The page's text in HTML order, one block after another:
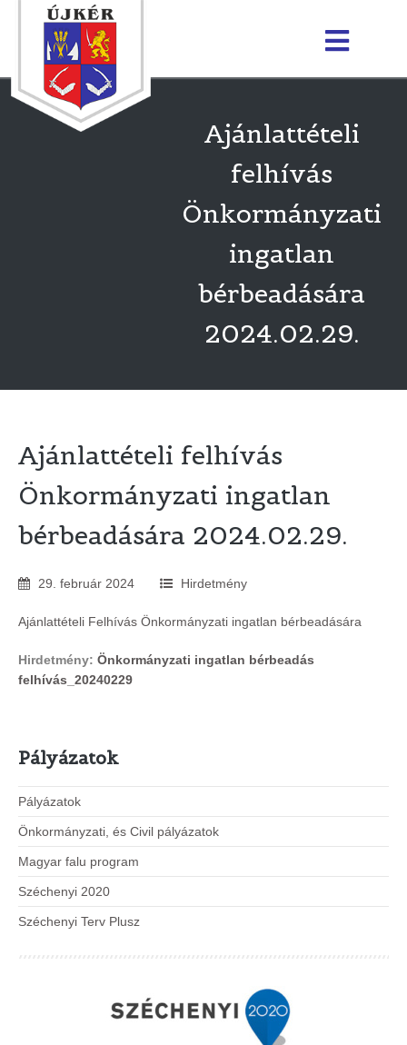
Ajánlattételi
felhívás
Önkormányzati
ingatlan
bérbeadására
2024.02.29.
Ajánlattételi felhívás
Önkormányzati ingatlan
bérbeadására 2024.02.29.
29 február 2024 Hirdetmény
Ajánlattételi Felhívás Önkormányzati ingatlan bérbeadására
Hirdetmény: Önkormányzati ingatlan bérbeadás
felhívás_20240229
Pályázatok
Pályázatok
Önkormányzati, és Civil pályázatok
Magyar falu program
Széchenyi 2020
Széchenyi Terv Plusz